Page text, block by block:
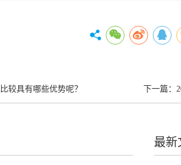
较具有哪些优势呢？ 下一篇：
最新